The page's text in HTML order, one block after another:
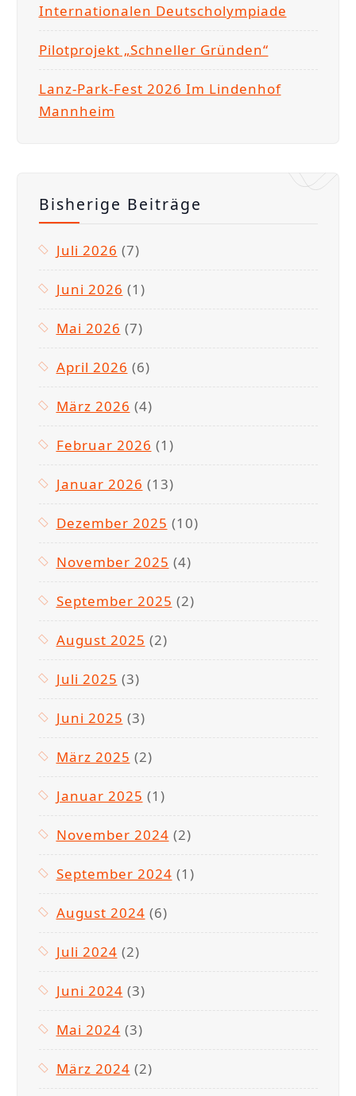
Internationalen Deutscholympiade
Pilotprojekt „Schneller Gründen“
Lanz-Park-Fest 2026 Im Lindenhof
Mannheim
Bisherige Beiträge
Juli 2026 (7)
Juni 2026 (1)
Mai 2026 (7)
April 2026 (6)
März 2026 (4)
Februar 2026 (1)
Januar 2026 (13)
Dezember 2025 (10)
November 2025 (4)
September 2025 (2)
August 2025 (2)
Juli 2025 (3)
Juni 2025 (3)
März 2025 (2)
Januar 2025 (1)
November 2024 (2)
September 2024 (1)
August 2024 (6)
Juli 2024 (2)
Juni 2024 (3)
Mai 2024 (3)
März 2024 (2)